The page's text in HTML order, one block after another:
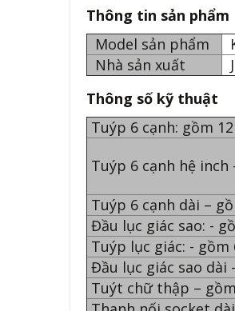
Thông tin sản phẩm
Model sản phẩm
Nhà sản xuất
Thông số kỹ thuật
Tuýp 6 cạnh: gồm
Tuýp 6 cạnh hệ
Tuýp 6 cạnh dài –
Đầu lục giác sao: -
Tuýp lục giác: -
Đầu lục giác sao dài
Tuýt chữ thập –